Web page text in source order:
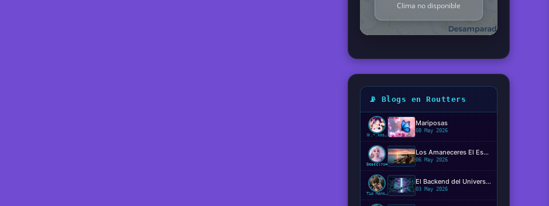
Clima no disponible
📡 Blogs en Routters
ꕥ.•.kosaki.•.🦋
Mariposas
08 May 2026
Beвє¢ιтα❤️
Los Amaneceres El Espectáculo Silencioso ✨️
06 May 2026
Tío Monkey
El Backend del Universo: Determinismo, Conciencia y el Código de la Realidad
03 May 2026